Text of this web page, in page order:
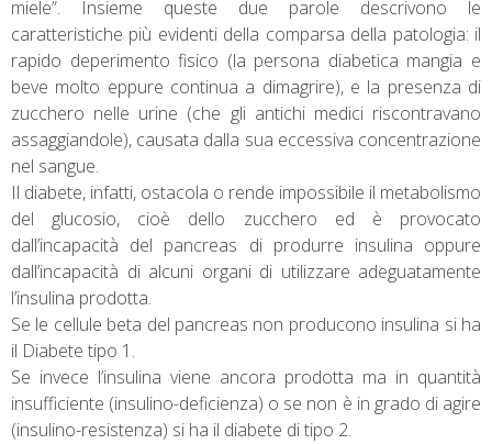
miele”. Insieme queste due parole descrivono le
caratteristiche più evidenti della comparsa della patologia: il
rapido deperimento fisico (la persona diabetica mangia e
beve molto eppure continua a dimagrire), e la presenza di
zucchero nelle urine (che gli antichi medici riscontravano
assaggiandole), causata dalla sua eccessiva concentrazione
nel sangue.
Il diabete, infatti, ostacola o rende impossibile il metabolismo
del glucosio, cioè dello zucchero ed è provocato
dall’incapacità del pancreas di produrre insulina oppure
dall’incapacità di alcuni organi di utilizzare adeguatamente
l’insulina prodotta.
Se le cellule beta del pancreas non producono insulina si ha
il Diabete tipo 1.
Se invece l’insulina viene ancora prodotta ma in quantità
insufficiente (insulino-deficienza) o se non è in grado di agire
(insulino-resistenza) si ha il diabete di tipo 2.